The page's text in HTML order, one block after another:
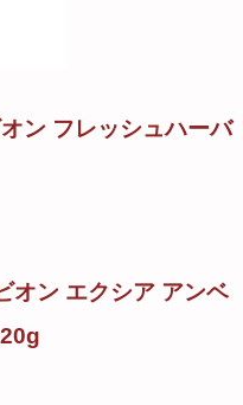
ン フレッシュハーバ
オン エクシア アンベ